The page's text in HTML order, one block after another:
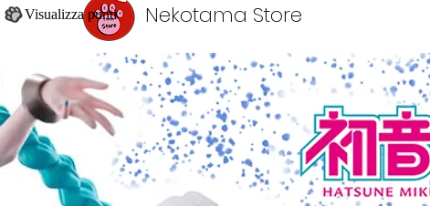
Nekotama Store
Visualizza punti